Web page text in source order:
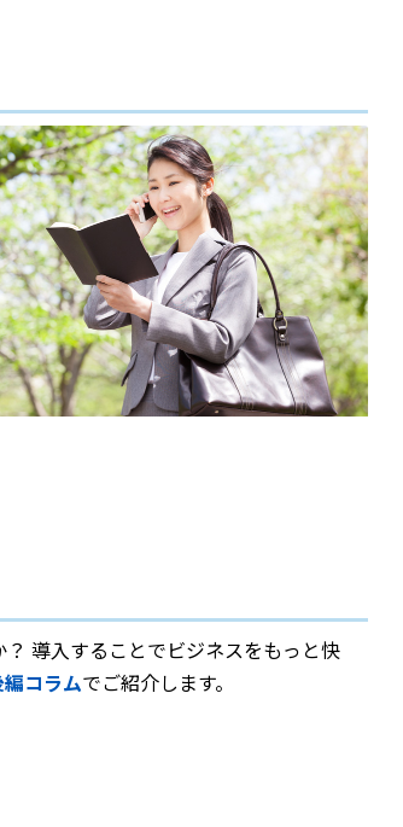
導入することでビジネスをもっと快
コラムでご紹介します。